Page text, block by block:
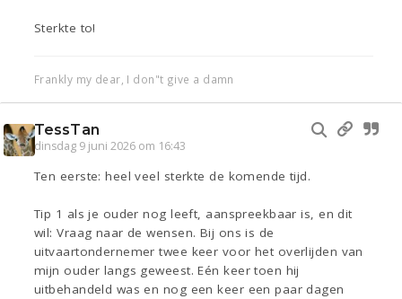
Sterkte to!
Frankly my dear, I don"t give a damn
TessTan
dinsdag 9 juni 2026 om 16:43
Ten eerste: heel veel sterkte de komende tijd.
Tip 1 als je ouder nog leeft, aanspreekbaar is, en dit
wil: Vraag naar de wensen. Bij ons is de
uitvaartondernemer twee keer voor het overlijden van
mijn ouder langs geweest. Eén keer toen hij
uitbehandeld was en nog een keer een paar dagen